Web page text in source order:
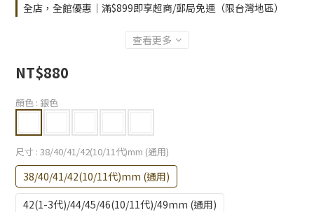
全店，全館優惠｜滿$899即享超商/郵局免運（限台灣地區）
查看更多
NT$880
顏色 : 銀色
尺寸 : 38/40/41/42(10/11代)mm (通用)
38/40/41/42(10/11代)mm (通用)
42(1-3代)/44/45/46(10/11代)/49mm (通用)